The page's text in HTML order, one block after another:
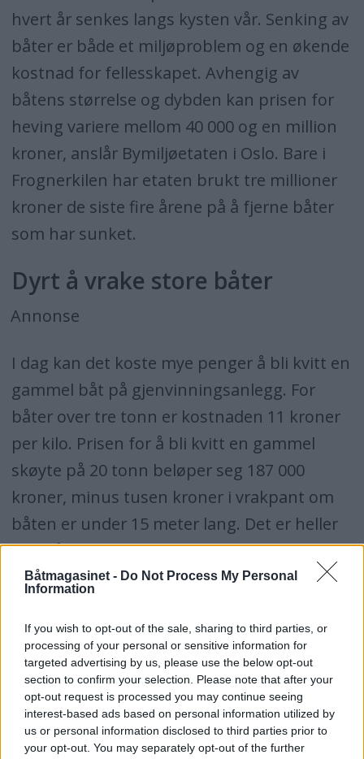
Båtmagasinet - Do Not Process My Personal
Information
If you wish to opt-out of the sale, sharing to third parties, or
processing of your personal or sensitive information for
targeted advertising by us, please use the below opt-out
section to confirm your selection. Please note that after your
opt-out request is processed you may continue seeing
interest-based ads based on personal information utilized by
us or personal information disclosed to third parties prior to
your opt-out. You may separately opt-out of the further
hvert år senkes langs kysten vår. Senking av
båter er både et miljøproblem og en økende
kostnad for fellesskapet. Avhengig av
båtens størrelse og dybden kan prisen for
heving variere mellom 40 000 og en million
kroner, anslår Bymiljøetaten i Oslo. Bare i
Frognerkilen har etaten brukt tre millioner
kroner de siste fire årene på å fjerne båter
som har sunket.
Dyrt å vrake store båter
Annonse
I dag kan det koste mye penger å bli kvitt en
gammel båt på gjenvinningsanlegg. For
båter over tre tonn er kostnaden 11 kroner
per kilo. Prisen for å bli kvitt en gammel
skøyte på 20 tonn beløper seg 187 000
kroner, minus tusen kroner i vrakpant om
båten er under 15 meter lang. Det er heller
ikke så mange gjenvinningsstasjoner for
store båter her i landet. Søker man på
tar imot fritidsbåter med innenbordsmotor.
Høy pris og lange avstander bidrar utvilsomt
til at folk etterlater utrangerte båter ved
brygger og kaier, eller senker dem i fjorden.